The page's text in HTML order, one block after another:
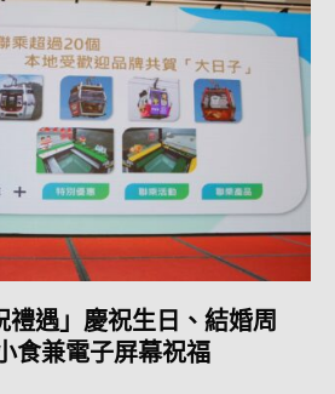
禮遇」慶祝生日、結婚周
食兼電子屏幕祝福